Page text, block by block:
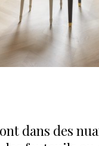
dans des